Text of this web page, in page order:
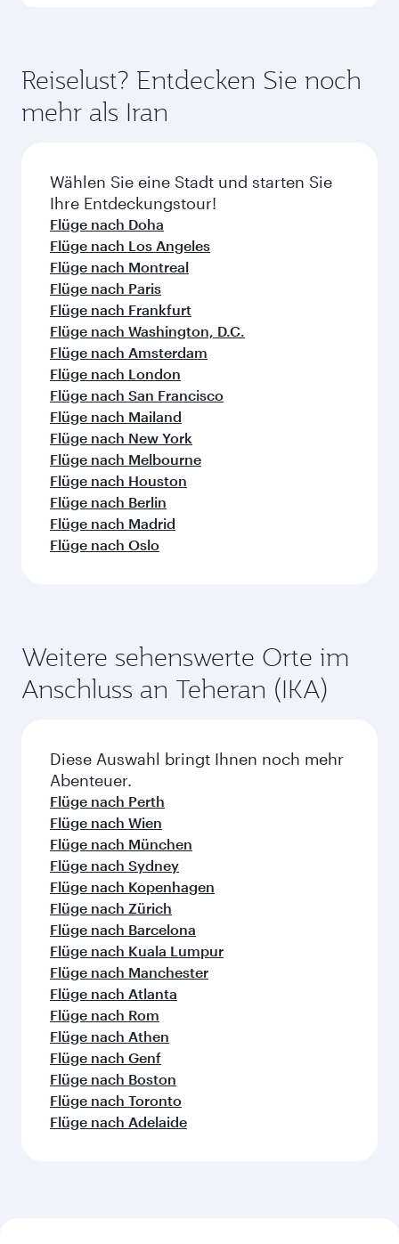
ausgewählten Flugzeugen) und der Economy
Class reisen. Auf von Partner-Airlines
jeweiligen Einzelheiten zu den Flügen.
bevorzugten Reiseterminen zu profitieren.
Flugpreise variieren je nach Nachfrage, Strecke
und Verfügbarkeit der Kabinenklasse.
Reiselust? Entdecken Sie noch
mehr als Iran
Wählen Sie eine Stadt und starten Sie
Ihre Entdeckungstour!
Flüge nach Doha
Flüge nach Los Angeles
Flüge nach Montreal
Flüge nach Paris
Flüge nach Frankfurt
Flüge nach Washington, D.C.
Flüge nach Amsterdam
Flüge nach London
Flüge nach San Francisco
Flüge nach Mailand
Flüge nach New York
Flüge nach Melbourne
Flüge nach Houston
Flüge nach Berlin
Flüge nach Madrid
Flüge nach Oslo
Weitere sehenswerte Orte im
Anschluss an Teheran (IKA)
Diese Auswahl bringt Ihnen noch mehr
Abenteuer.
Flüge nach Perth
Flüge nach Wien
Flüge nach München
Flüge nach Sydney
Flüge nach Kopenhagen
Flüge nach Zürich
Flüge nach Barcelona
Flüge nach Kuala Lumpur
Flüge nach Manchester
Flüge nach Atlanta
Flüge nach Rom
Flüge nach Athen
Flüge nach Genf
Flüge nach Boston
Flüge nach Toronto
Flüge nach Adelaide